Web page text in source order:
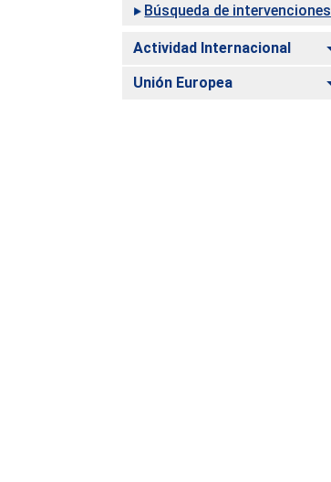
Búsqueda de intervenciones
Actividad Internacional
Unión Europea